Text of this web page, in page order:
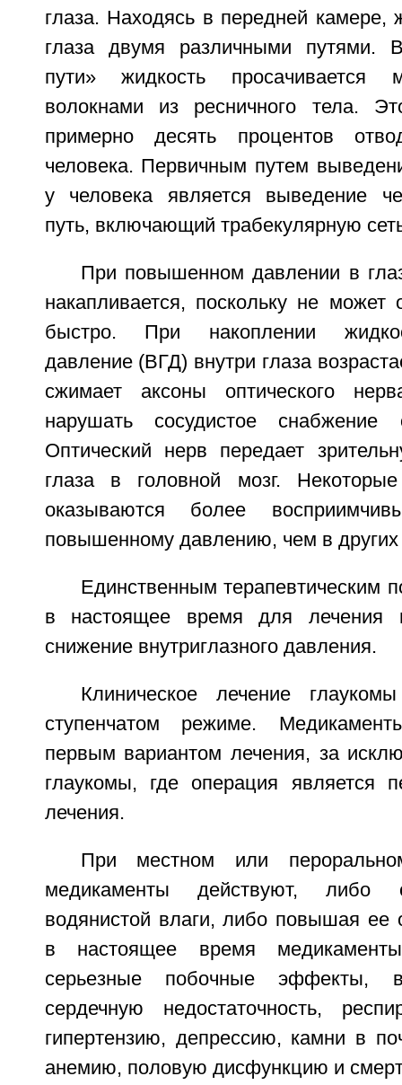
глаза. Находясь в передней камере,
глаза двумя различными путями.
пути» жидкость
волокнами из ресничного тела.
примерно десять процентов
человека. Первичным путем
у человека является выведение
путь, включающий трабекулярную
При повышенном давлении в
накапливается, поскольку не может
быстро. При накоплении
давление (ВГД) внутри глаза
сжимает аксоны оптического
нарушать сосудистое снабжение
Оптический нерв передает
глаза в головной мозг.
оказываются более
повышенному давлению, чем в других
Единственным терапевтическим
в настоящее время для лечения
снижение внутриглазного давления.
Клиническое лечение
ступенчатом режиме.
первым вариантом лечения, за
глаукомы, где операция является
лечения.
При местном или
медикаменты действуют, либо
водянистой влаги, либо повышая ее
в настоящее время
серьезные побочные эффекты,
сердечную недостаточность,
гипертензию, депрессию, камни в
анемию, половую дисфункцию и